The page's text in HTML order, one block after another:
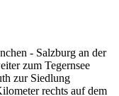
- Salzburg an der
zum Tegernsee
zur Siedlung
rechts auf dem